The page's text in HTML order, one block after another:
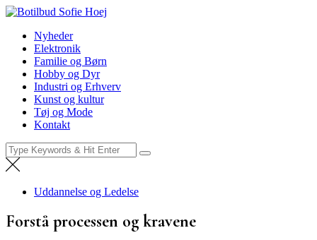
Skip
content
NyhederNyheder
Elektronik
Familie og Børn
Hobby og Dyr
Industri og Erhverv
Kunst og kultur
Tøj og Mode
Kontakt
Search
for:
Uddannelse og Ledelse
Forstå processen og kravene